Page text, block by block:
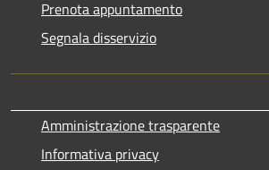
Prenota appuntamento
Segnala disservizio
Amministrazione trasparente
Informativa privacy